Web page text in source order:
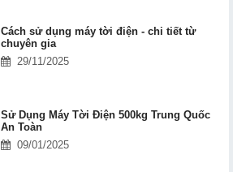
Cách sử dụng máy tời điện - chi tiết từ
chuyên gia
29/11/2025
Sử Dụng Máy Tời Điện 500kg Trung Quốc
An Toàn
09/01/2025